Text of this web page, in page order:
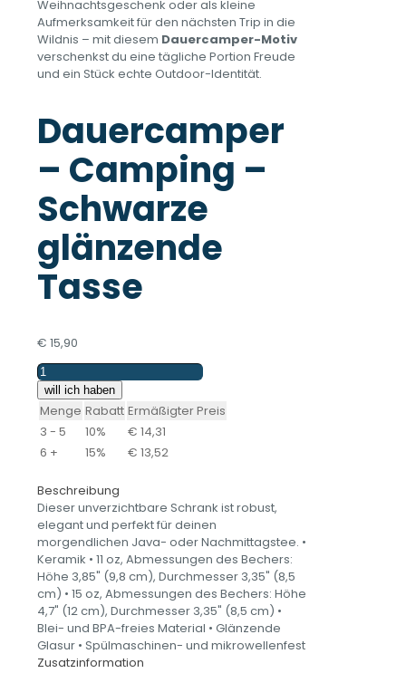
Weihnachtsgeschenk oder als kleine
Aufmerksamkeit für den nächsten Trip in die
Wildnis – mit diesem Dauercamper-Motiv
verschenkst du eine tägliche Portion Freude
und ein Stück echte Outdoor-Identität.
Dauercamper
– Camping –
Schwarze
glänzende
Tasse
€ 15,90
Dauercamper
-
Camping
Schwarze
glänzende
Menge
will ich haben
Menge Rabatt Ermäßigter Preis
3 - 5
10% € 14,31
6 +
15% € 13,52
Beschreibung
Dieser unverzichtbare Schrank ist robust,
elegant und perfekt für deinen
morgendlichen Java- oder Nachmittagstee. •
Keramik • 11 oz, Abmessungen des Bechers:
Höhe 3,85" (9,8 cm), Durchmesser 3,35" (8,5
cm) • 15 oz, Abmessungen des Bechers: Höhe
4,7" (12 cm), Durchmesser 3,35" (8,5 cm) •
Blei- und BPA-freies Material • Glänzende
Glasur • Spülmaschinen- und mikrowellenfest
Zusatzinformation